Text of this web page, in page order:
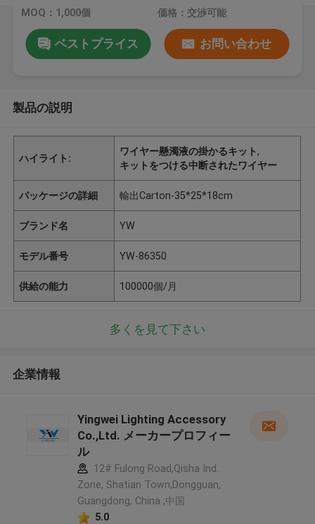
MOQ：1,000個 価格：交渉可能
ベストプライス お問い合わせ
製品の説明
ハイライト:
ワイヤー懸濁液の掛かるキット,
キットをつける中断されたワイヤー
パッケージの詳細 輸出Carton-35*25*18cm
ブランド名 YW
モデル番号 YW-86350
供給の能力 100000個/月
多くを見て下さい
企業情報
Yingwei Lighting Accessory
Co.,Ltd. メーカープロフィー
ル
12# Fulong Road,Qisha Ind.
Zone, Shatian Town,Dongguan,
Guangdong, China ,中国
5.0